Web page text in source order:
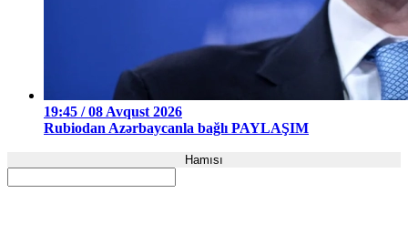
19:45 / 08 Avqust 2026
Rubiodan Azərbaycanla bağlı PAYLAŞIM
Hamısı